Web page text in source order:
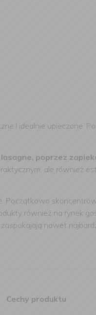
i idealnie upieczone.
poprzez
ale również
Początkowo
również na rynek
nawet
Cechy produktu